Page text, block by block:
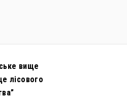
вище
лісового